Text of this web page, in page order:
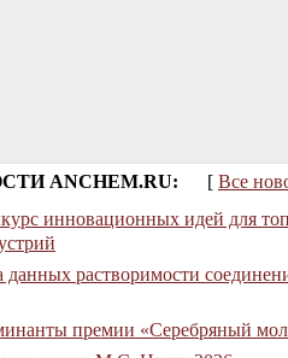
ANCHEM.RU: [ Все
инновационных идей для
данных растворимости
премии «Серебряный